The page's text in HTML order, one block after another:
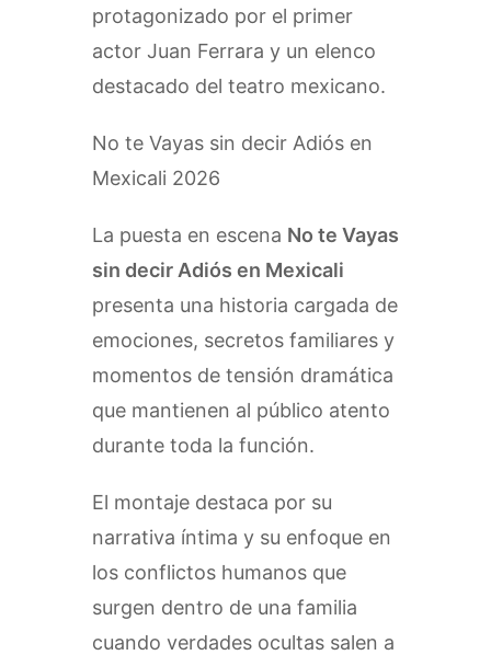
protagonizado por el primer
actor Juan Ferrara y un elenco
destacado del teatro mexicano.
No te Vayas sin decir Adiós en
Mexicali 2026
La puesta en escena No te Vayas
sin decir Adiós en Mexicali
presenta una historia cargada de
emociones, secretos familiares y
momentos de tensión dramática
que mantienen al público atento
durante toda la función.
El montaje destaca por su
narrativa íntima y su enfoque en
los conflictos humanos que
surgen dentro de una familia
cuando verdades ocultas salen a